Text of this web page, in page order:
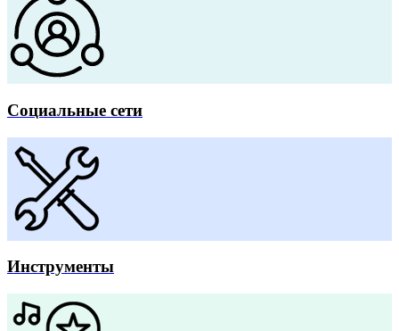
Социальные сети
Инструменты